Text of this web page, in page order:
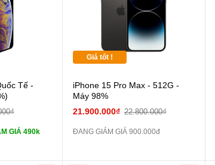
lực 10D full
iPhone 6S
Tế -
GIÁ 490k
Giá tốt !
iPhone 15 Pro Max - 512G -
Máy 98%
21.900.000₫ 22.800.000₫
ĐANG GIẢM GIÁ 900.000đ